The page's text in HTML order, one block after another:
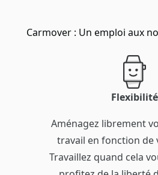
Carmover : Un emploi aux
Flexibilité
Aménagez librement
travail en fonction de
Travaillez quand cela